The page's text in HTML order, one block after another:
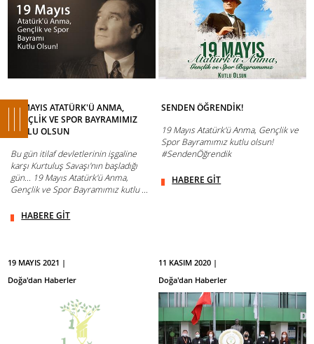
19 MAYIS ATATÜRK'Ü ANMA,
GENÇLİK VE SPOR BAYRAMIMIZ
KUTLU OLSUN
Bu gün itilaf devletlerinin işgaline
karşı Kurtuluş Savaşı'nın başladığı
gün... 19 Mayıs Atatürk'ü Anma,
Gençlik ve Spor Bayramımız kutlu ...
HABERE GİT
SENDEN ÖĞRENDİK!
19 Mayıs Atatürk'ü Anma, Gençlik ve
Spor Bayramımız kutlu olsun!
#SendenÖğrendik
HABERE GİT
19 MAYIS 2021 |
Doğa'dan Haberler
11 KASIM 2020 |
Doğa'dan Haberler